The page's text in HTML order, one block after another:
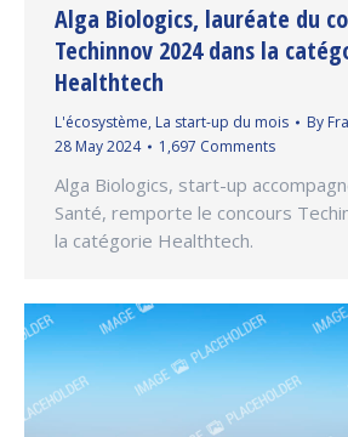
Alga Biologics, lauréate du
Techinnov 2024 dans la
Healthtech
L'écosystème, La start-up du mois By
28 May 2024
1,697 Comments
Alga Biologics, start-up
Santé, remporte le concours
la catégorie Healthtech.